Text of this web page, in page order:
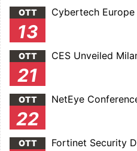
OTT
13
Cybertech
OTT
21
CES Unveiled
OTT
22
NetEye
OTT Fortinet Security